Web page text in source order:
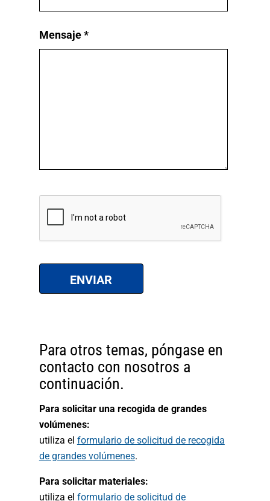
Mensaje*
Para otros temas, póngase en
contacto con nosotros a
continuación.
Para solicitar una recogida de grandes
volúmenes:
utiliza el formulario de solicitud de recogida
de grandes volúmenes.
Para solicitar materiales:
utiliza el formulario de solicitud de